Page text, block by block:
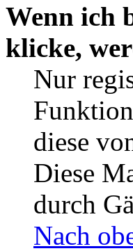
Wenn ich
klicke,
Nur
diese
Diese
durch
Nach